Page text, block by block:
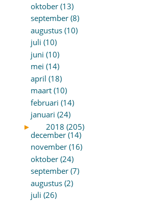
oktober (13)
september (8)
augustus (10)
juli (10)
juni (10)
mei (14)
april (18)
maart (10)
februari (14)
januari (24)
►
2018 (205)
december (14)
november (16)
oktober (24)
september (7)
augustus (2)
juli (26)